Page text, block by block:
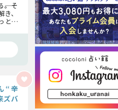
。そ
、
と、
“辛
ズバ